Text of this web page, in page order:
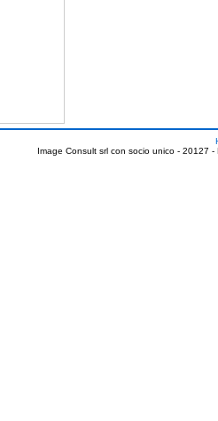
Image Consult srl con socio unico - 20127